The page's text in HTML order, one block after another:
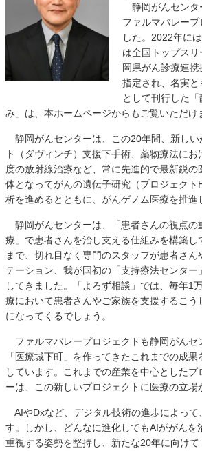
静岡がんセンタ
ファルマバレー
した。2022年に
は全国トップス
岡県がん診療連
指定され、名実
として刊行した
み」は、本ホームページからもご覧いただけ
静岡がんセンターは、この20年間、新し
ト（ダヴィンチ）支援下手術、薬物療法に
度の放射線治療など、常に先進的で最新鋭
体となってがんの遺伝子研究（プロジェク
析を進めるとともに、がんゲノム医療を推進
静岡がんセンターは、「患者さんの視点の
療」で患者さんを治し支える仕組みを構築
まで、切れ目なく専門のスタッフが患者さ
テーション、我が国初の「支持療法センタ
してきました。「よろず相談」では、毎年1
療において患者さんやご家族を支援するこ
になってくるでしょう。
ファルマバレープロジェクトも静岡がんセ
「医療城下町」を作ってきたこれまでの成
しています。これまでの産業を中心とした
ーは、この新しいプロジェクトに医療の立場
AIやDxなど、デジタル技術の進歩によって
す。しかし、どんなに進化してもAIががん
重視する姿勢を堅持し、新たな20年に向け